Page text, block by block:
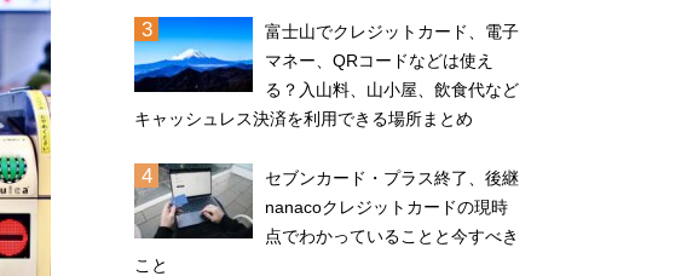
富士山でクレジットカード、電子
マネー、QRコードなどは使え
る？入山料、山小屋、飲食代など
キャッシュレス決済を利用できる場所まとめ
セブンカード・プラス終了、後継
nanacoクレジットカードの現時
点でわかっていることと今すべき
こと